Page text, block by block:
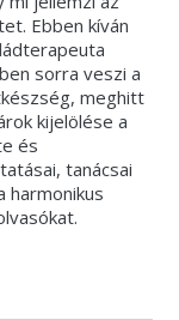
Ebben kíván
sorra veszi a
meghitt
kijelölése a
és
tanácsai
harmonikus